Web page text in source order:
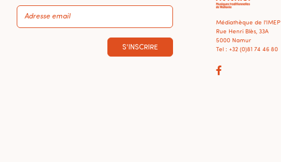
S'INSCRIRE
Médiathèque de l'IMEP
Rue Henri Blès, 33A
5000 Namur
Tel : +32 (0)81 74 46 80